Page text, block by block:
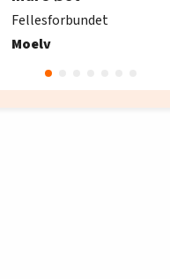
Fellesforbundet
Moelv